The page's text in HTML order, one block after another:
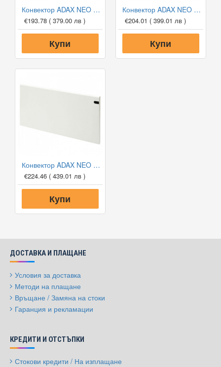
Конвектор ADAX NEO NP 12 KDT WHITE, 1200W, Дигитален програмируем термостат
€193.78 ( 379.00 лв )
Купи
Конвектор ADAX NEO NP 14 KDT WHITE, 1400W, Дигитален програмируем термостат
€204.01 ( 399.01 лв )
Купи
Конвектор ADAX NEO NP 20 KDT, 2000W, Дигитален програмируем термостат
€224.46 ( 439.01 лв )
Купи
ДОСТАВКА И ПЛАЩАНЕ
Условия за доставка
Методи на плащане
Връщане / Замяна на стоки
Гаранция и рекламации
КРЕДИТИ И ОТСТЪПКИ
Стокови кредити / На изплащане